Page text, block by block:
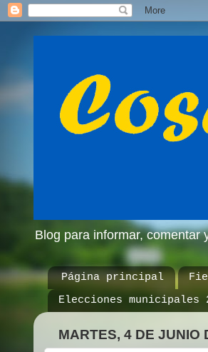
Blog para informar, comentar
Página principal
Elecciones municipales
MARTES, 4 DE JUNIO